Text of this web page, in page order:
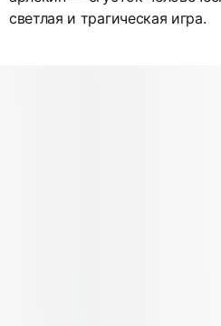
светлая и трагическая игра.